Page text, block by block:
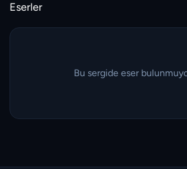
Eserler
Bu sergide eser